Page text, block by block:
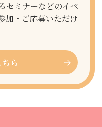
セミナーなどのイベ
加・ご応募いただけ
ら